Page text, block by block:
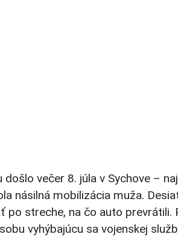
došlo večer 8. júla v Sychove –
násilná mobilizácia muža.
po streche, na čo auto
vyhýbajúcu sa vojenskej